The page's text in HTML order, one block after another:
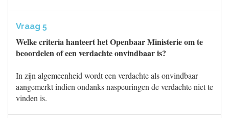
Vraag 5
Welke criteria hanteert het Openbaar Ministerie om te
beoordelen of een verdachte onvindbaar is?
In zijn algemeenheid wordt een verdachte als onvindbaar
aangemerkt indien ondanks naspeuringen de verdachte niet te
vinden is.